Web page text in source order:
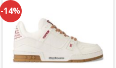
-14%